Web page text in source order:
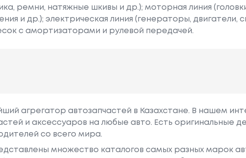
ремни, натяжные шкивы и др.); моторная линия
и др.); электрическая линия (генераторы, двигатели,
с амортизаторами и рулевой передачей.
агрегатор автозапчастей в Казахстане. В нашем
и аксессуаров на любые авто. Есть оригинальные
со всего мира.
множество каталогов самых разных марок